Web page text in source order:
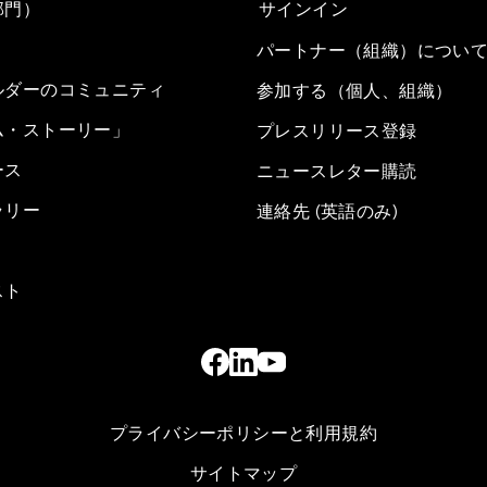
）
ーのコミュニティ
ストーリー」
リー
サインイン
パートナー（組織）につい
参加する（個人、組織）
プレスリリース登録
ニュースレター購読
連絡先 (英語のみ)
プライバシーポリシーと利用規約
サイトマップ